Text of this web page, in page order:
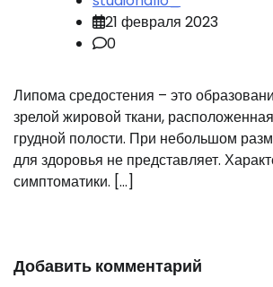
21 февраля 2023
0
Липома средостения – это
зрелой жировой ткани,
грудной полости. При небольшом
для здоровья не представляет.
симптоматики. […]
Добавить комментарий